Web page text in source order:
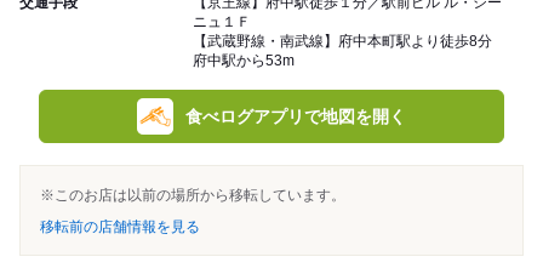
ニュ１Ｆ
【武蔵野線・南武線】府中本町駅より徒歩8分
府中駅から53m
食べログアプリで地図を開く
※このお店は以前の場所から移転しています。
移転前の店舗情報を見る